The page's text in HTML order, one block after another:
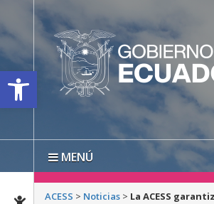
Open toolbar
MENÚ
ACESS > Noticias > La ACESS